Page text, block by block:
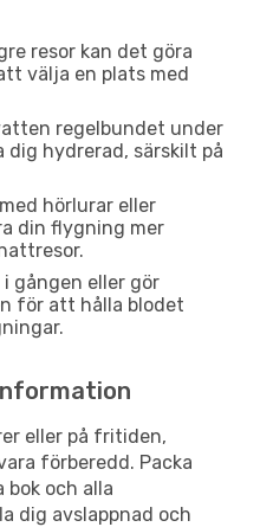
resor kan det göra
välja en plats med
regelbundet under
hydrerad, särskilt på
hörlurar eller
din flygning mer
i gången eller gör
för att hålla blodet
eller på fritiden,
förberedd. Packa
bok och alla
dig avslappnad och